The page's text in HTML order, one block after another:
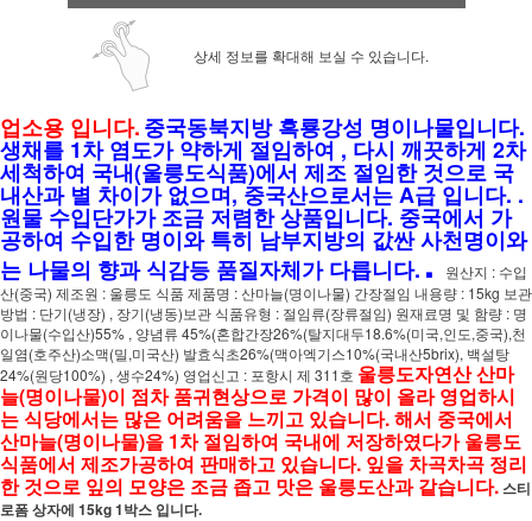
상세 정보를 확대해 보실 수 있습니다.
업소용 입니다.중국동북지방 흑룡강성 명이나물입니다.
생채를 1차 염도가 약하게 절임하여 , 다시 깨끗하게 2차
세척하여 국내(울릉도식품)에서 제조 절임한 것으로 국
내산과 별 차이가 없으며, 중국산으로서는 A급 입니다. .
원물 수입단가가 조금 저렴한 상품입니다. 중국에서 가
공하여 수입한 명이와 특히 남부지방의 값싼 사천명이와
는 나물의 향과 식감등 품질자체가 다릅니다..원산지 : 수입
산(중국) 제조원 : 울릉도 식품 제품명 : 산마늘(명이나물) 간장절임 내용량 : 15kg 보관
방법 : 단기(냉장) , 장기(냉동)보관 식품유형 : 절임류(장류절임) 원재료명 및 함량 : 명
이나물(수입산)55% , 양념류 45%(혼합간장26%(탈지대두18.6%(미국,인도,중국),천
일염(호주산)소맥(밀,미국산) 발효식초26%(맥아엑기스10%(국내산5brix), 백설탕
24%(원당100%) , 생수24%) 영업신고 : 포항시 제 311호 울릉도자연산 산마
늘(명이나물)이 점차 품귀현상으로 가격이 많이 올라 영업하시
는 식당에서는 많은 어려움을 느끼고 있습니다. 해서 중국에서
산마늘(명이나물)을 1차 절임하여 국내에 저장하였다가 울릉도
식품에서 제조가공하여 판매하고 있습니다. 잎을 차곡차곡 정리
한 것으로 잎의 모양은 조금 좁고 맛은 울릉도산과 같습니다. 스티
로폼 상자에 15kg 1박스 입니다.